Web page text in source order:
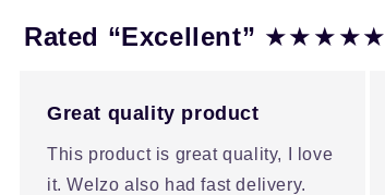
Rated “Excellent” ★★★★★
Great quality product
This product is great quality, I love
it. Welzo also had fast delivery.